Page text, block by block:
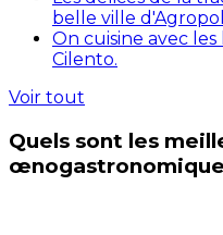
belle ville
On cuisine avec
Cilento.
Voir tout
Quels sont les